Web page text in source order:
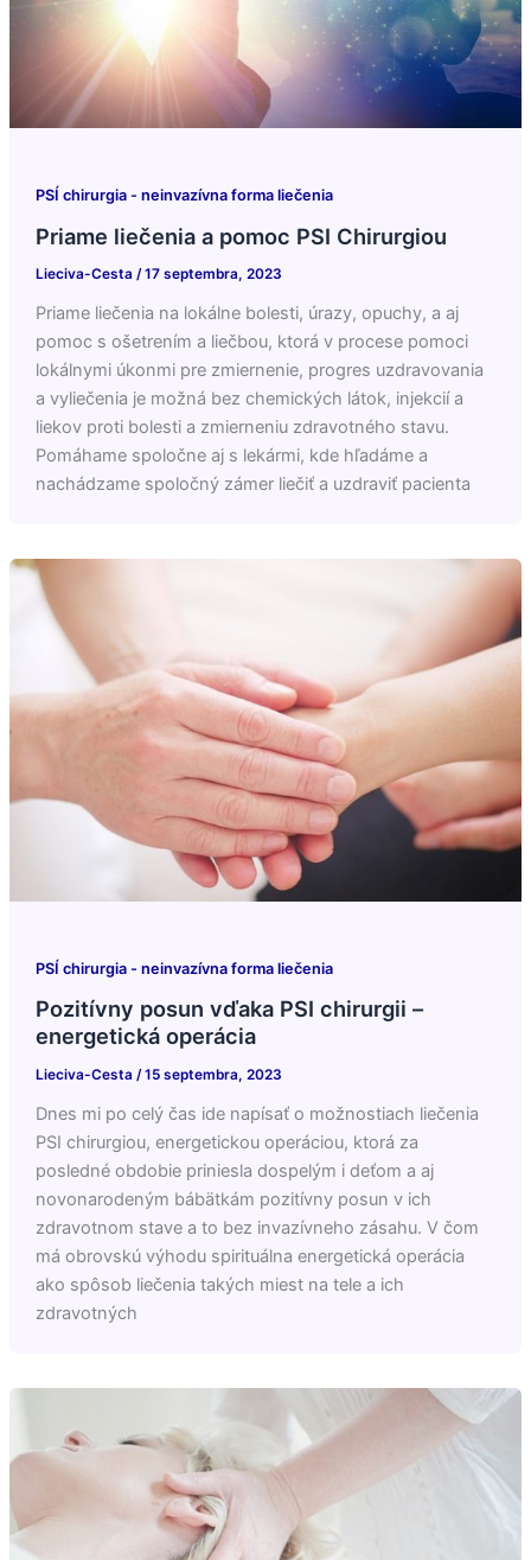
PSÍ chirurgia - neinvazívna forma liečenia
Priame liečenia a pomoc PSI Chirurgiou
Lieciva-Cesta /17 septembra, 2023
Priame liečenia na lokálne bolesti, úrazy, opuchy, a aj
pomoc s ošetrením a liečbou, ktorá v procese pomoci
lokálnymi úkonmi pre zmiernenie, progres uzdravovania
a vyliečenia je možná bez chemických látok, injekcií a
liekov proti bolesti a zmierneniu zdravotného stavu.
Pomáhame spoločne aj s lekármi, kde hľadáme a
nachádzame spoločný zámer liečiť a uzdraviť pacienta
PSÍ chirurgia - neinvazívna forma liečenia
Pozitívny posun vďaka PSI chirurgii –
energetická operácia
Lieciva-Cesta /15 septembra, 2023
Dnes mi po celý čas ide napísať o možnostiach liečenia
PSI chirurgiou, energetickou operáciou, ktorá za
posledné obdobie priniesla dospelým i deťom a aj
novonarodeným bábätkám pozitívny posun v ich
zdravotnom stave a to bez invazívneho zásahu. V čom
má obrovskú výhodu spirituálna energetická operácia
ako spôsob liečenia takých miest na tele a ich
zdravotných